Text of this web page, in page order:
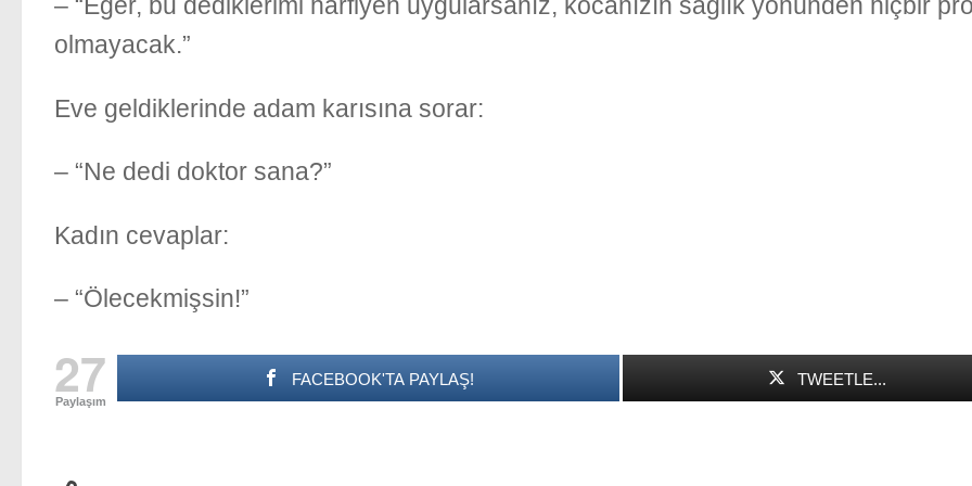
– “Eğer, bu dediklerimi harfiyen uygularsanız, kocanızın sağlık yönünden hiçbir
olmayacak.”
Eve geldiklerinde adam karısına sorar:
– “Ne dedi doktor sana?”
Kadın cevaplar:
– “Ölecekmişsin!”
27
Paylaşım
FACEBOOK'TA PAYLAŞ! TWEETLE...